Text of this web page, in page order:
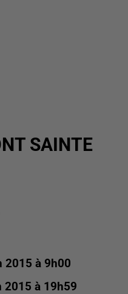
SAINTE
2015 à 9h00
2015 à 19h59